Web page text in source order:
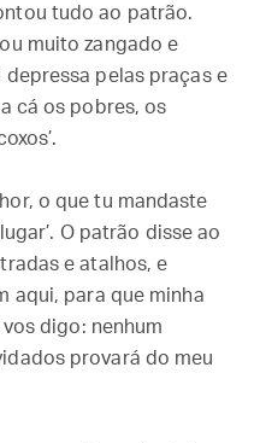
tudo ao patrão.
muito zangado e
depressa pelas praças e
cá os pobres, os
o que tu mandaste
O patrão disse ao
e atalhos, e
aqui, para que minha
vos digo: nenhum
provará do meu